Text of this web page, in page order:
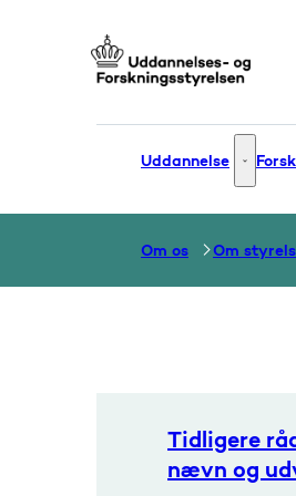
Uddannelse
Om os Om
Tidligere
nævn og